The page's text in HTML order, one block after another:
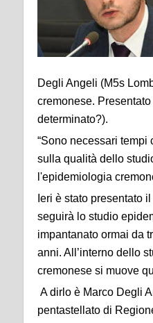
Degli Angeli (M5s
cremonese.
determinato?).
“Sono necessari tempi
sulla qualità dello
l'epidemiologia
Ieri è stato presentato
seguirà lo studio
impantanato ormai da
anni. All’interno dello
cremonese si muove
A dirlo è Marco Degli
pentastellato di